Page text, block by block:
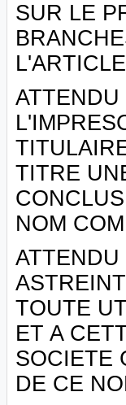
SUR LE
TITRE
NOM
TOUTE
ET A
SOCIETE
DE CE